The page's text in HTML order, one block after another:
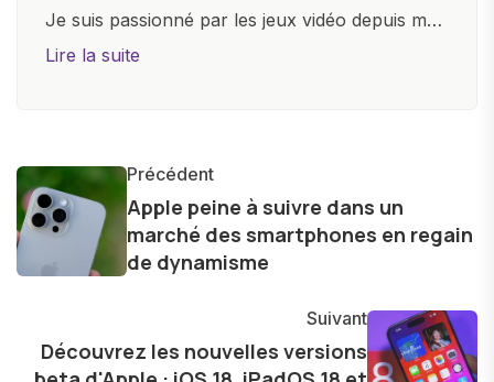
Je suis passionné par les jeux vidéo depuis mon
plus jeune âge. Mon amour pour l'univers
et bien d'autres gadgets technologiques. Armé
d'une curiosité insatiable, j'aime dévoiler les
dernières tendances et innovations, partageant
avec enthousiasme mes découvertes avec la
l'exploration constante des frontières de la
technologie me permet de présenter aux
Lire la suite
Précédent
Apple peine à suivre dans un
marché des smartphones en regain
de dynamisme
Suivant
Découvrez les nouvelles versions